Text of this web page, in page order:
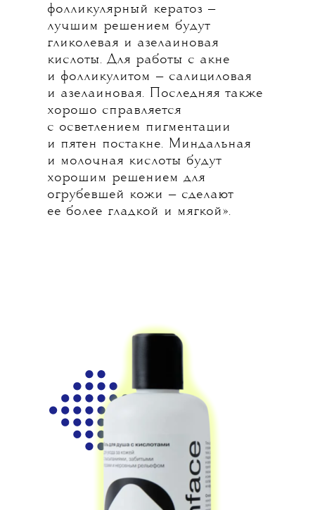
фолликулярный кератоз —
лучшим решением будут
гликолевая и азелаиновая
кислоты. Для работы с акне
и фолликулитом — салициловая
и азелаиновая. Последняя также
хорошо справляется
с осветлением пигментации
и пятен постакне. Миндальная
и молочная кислоты будут
хорошим решением для
огрубевшей кожи — сделают
ее более гладкой и мягкой».